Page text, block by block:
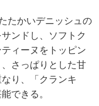
たかいデニッシュの
ンドし、ソフトク
ィーヌをトッピン
さっぱりとした甘
り、「クランキ
できる。